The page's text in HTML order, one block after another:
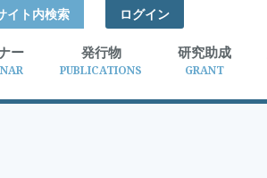
イト内検索 ログイン
ー 発行物
PUBLICATIONS
研究助成
GRANT